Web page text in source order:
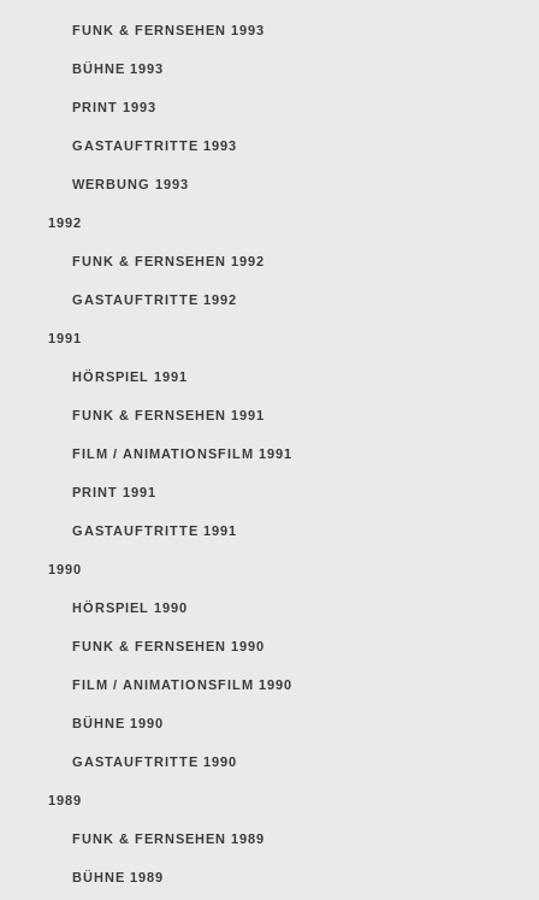
FUNK & FERNSEHEN 1993
BÜHNE 1993
PRINT 1993
GASTAUFTRITTE 1993
WERBUNG 1993
1992
FUNK & FERNSEHEN 1992
GASTAUFTRITTE 1992
1991
HÖRSPIEL 1991
FUNK & FERNSEHEN 1991
FILM / ANIMATIONSFILM 1991
PRINT 1991
GASTAUFTRITTE 1991
1990
HÖRSPIEL 1990
FUNK & FERNSEHEN 1990
FILM / ANIMATIONSFILM 1990
BÜHNE 1990
GASTAUFTRITTE 1990
1989
FUNK & FERNSEHEN 1989
BÜHNE 1989